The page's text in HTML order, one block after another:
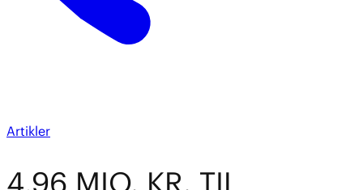
Artikler